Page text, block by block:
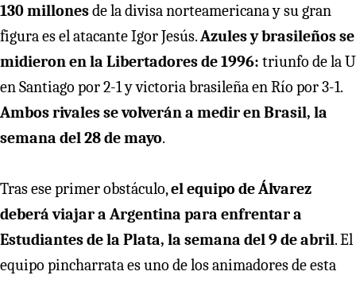
130 millonesde la divisa norteamericana y su gran
figura es el atacante Igor Jesús.Azules y brasileños se
midieron en la Libertadores de 1996: triunfo de la U
en Santiago por 2-1 y victoria brasileña en Río por 3-1.
Ambos rivales se volverán a medir en Brasil, la
semana del 28 de mayo.
Tras ese primer obstáculo,el equipo de Álvarez
deberá viajar a Argentina para enfrentar a
Estudiantes de la Plata, la semana del 9 de abril. El
equipo pincharrata es uno de los animadores de esta